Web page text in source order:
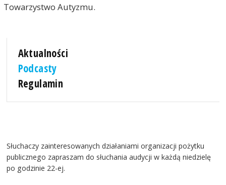
Towarzystwo Autyzmu.
Aktualności
Podcasty
Regulamin
Słuchaczy zainteresowanych działaniami organizacji pożytku
publicznego zapraszam do słuchania audycji w każdą niedzielę
po godzinie 22-ej.